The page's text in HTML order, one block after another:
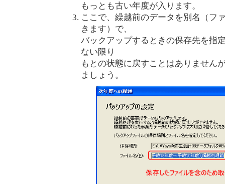
もっとも古い年度が入ります。
ここで、繰越前のデータを別名（フ
きます）で、
バックアップするときの保存先を指
ない限り
もとの状態に戻すことはありません
ましょう。